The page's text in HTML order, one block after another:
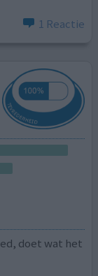
1 Reactie
doet wat het